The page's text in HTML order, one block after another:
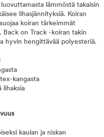
lämmöstä takaisin
lihasjännityksiä. Koiran
koiran tärkeimmät
Back on Track -koiran takin
hyvin hengittävää polyesteriä.
kangasta
lihaksia
kaulan ja niskan